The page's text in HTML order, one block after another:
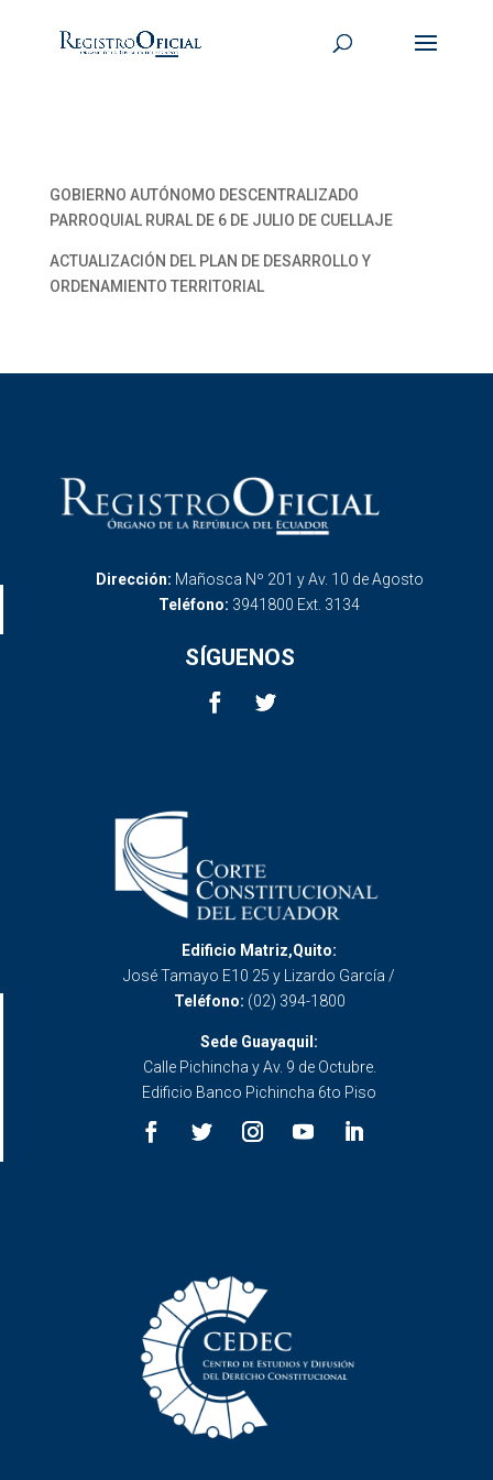
GOBIERNO AUTÓNOMO DESCENTRALIZADO
PARROQUIAL RURAL DE 6 DE JULIO DE CUELLAJE
ACTUALIZACIÓN DEL PLAN DE DESARROLLO Y
ORDENAMIENTO TERRITORIAL
Dirección: Mañosca Nº 201 y Av. 10 de Agosto
Teléfono: 3941800 Ext. 3134
SÍGUENOS
Edificio Matriz,Quito:
José Tamayo E10 25 y Lizardo García /
Teléfono: (02) 394-1800
Sede Guayaquil:
Calle Pichincha y Av. 9 de Octubre.
Edificio Banco Pichincha 6to Piso